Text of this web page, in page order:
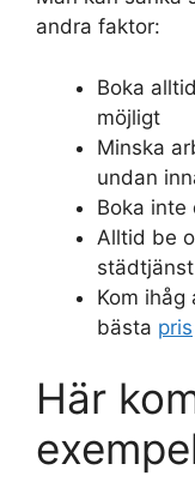
andra faktor:
Boka
möjligt
Minska
undan
Boka
Alltid be
städtjänst
Kom
bästa pris
Här